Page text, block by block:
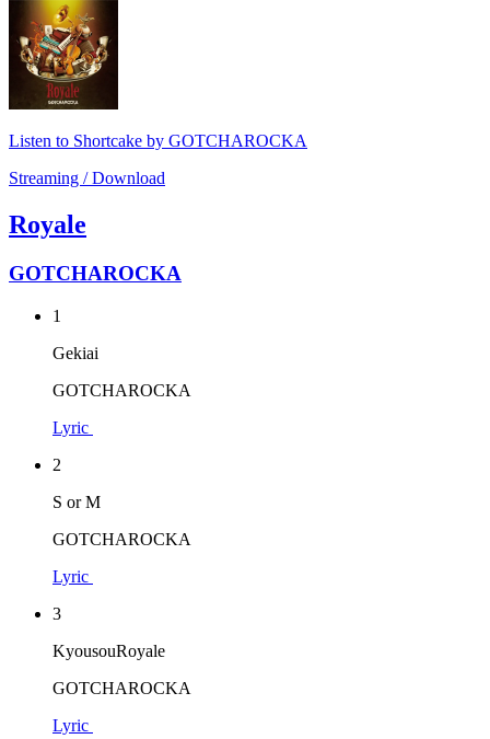
Listen to Shortcake by GOTCHAROCKA
Streaming / Download
Royale
GOTCHAROCKA
1
Gekiai
GOTCHAROCKA
Lyric
2
S or M
GOTCHAROCKA
Lyric
3
KyousouRoyale
GOTCHAROCKA
Lyric